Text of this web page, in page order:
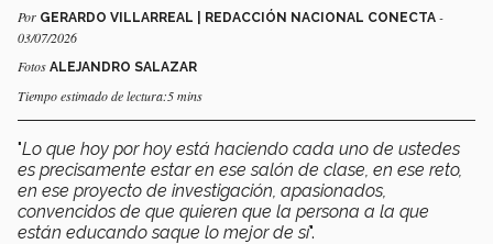
Por GERARDO VILLARREAL | REDACCIÓN NACIONAL CONECTA -
03/07/2026
Fotos ALEJANDRO SALAZAR
Tiempo estimado de lectura:5 mins
"Lo que hoy por hoy está haciendo cada uno de ustedes
es precisamente estar en ese salón de clase, en ese reto,
en ese proyecto de investigación, apasionados,
convencidos de que quieren que la persona a la que
están educando saque lo mejor de sí".